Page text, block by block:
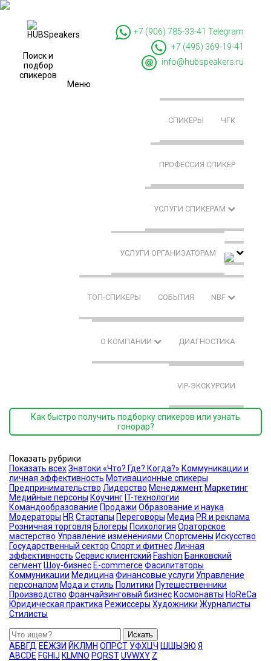
Поиск и
подбор
спикеров
+7 (906) 785-33-41 Telegram
+7 (495) 369-19-41
info@hubspeakers.ru
Меню
СПИКЕРЫ ЧГК
ПРОФЕССИЯ СПИКЕР
УСЛУГИ СПИКЕРАМ
УСЛУГИ ОРГАНИЗАТОРАМ
ТОП-СПИКЕРЫ СОБЫТИЯ NBF
О КОМПАНИИ ДИАГНОСТИКА
VIP-ЭКСКУРСИИ
Как быстро получить подборку спикеров или узнать
гонорар?
Показать рубрики
Показать всехЗнатоки «Что? Где? Когда?» Коммуникации и
личная эффективность Мотивационные спикеры
Предпринимательство Лидерство Менеджмент Маркетинг
Медийные персоны Коучинг IT-технологии
Командообразование Продажи Образование и наука
Модераторы HR Стартапы Переговоры Медиа PR и реклама
Розничная торговля Блогеры Психология Ораторское
мастерство Управление изменениями Спортсмены Искусство
Государственный сектор Спорт и фитнес Личная
эффективность Сервис клиентский Fashion Банковский
сегмент Шоу-бизнес E-commerce Фасилитаторы
Коммуникации Медицина Финансовые услуги Управление
персоналом Мода и стиль Политики Путешественники
Производство Франчайзинговый бизнес Космонавты HoReCa
Юридическая практика Режиссеры Художники Журналисты
Стилисты
Искать
АБВГД ЕЁЖЗИ Й КЛ М Н ОП РСТ УФХЦЧ Ш ЩЫ ЭЮ Я
ABCDE FGH J KLM NO PQRSTUVWXY Z